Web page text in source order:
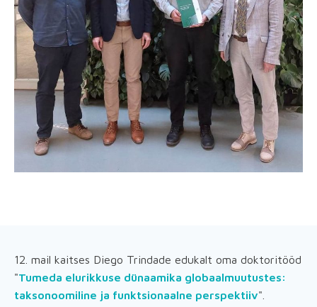
12. mail kaitses Diego Trindade edukalt oma doktoritööd
"Tumeda elurikkuse dünaamika globaalmuutustes:
taksonoomiline ja funktsionaalne perspektiiv".